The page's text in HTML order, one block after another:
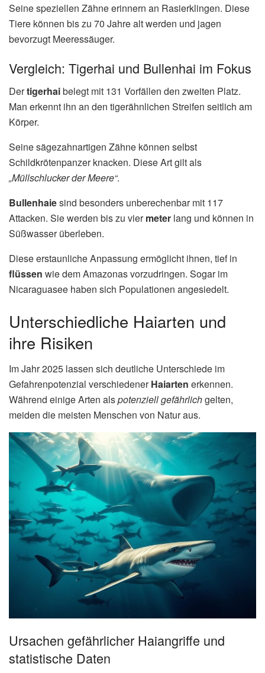
Seine speziellen Zähne erinnern an Rasierklingen. Diese
Tiere können bis zu 70 Jahre alt werden und jagen
bevorzugt Meeressäuger.
Vergleich: Tigerhai und Bullenhai im Fokus
Dertigerhaibelegt mit 131 Vorfällen den zweiten Platz.
Man erkennt ihn an den tigerähnlichen Streifen seitlich am
Körper.
Seine sägezahnartigen Zähne können selbst
Schildkrötenpanzer knacken. Diese Art gilt als
„Müllschlucker der Meere“.
Bullenhaiesind besonders unberechenbar mit 117
Attacken. Sie werden bis zu viermeter lang und können in
Süßwasser überleben.
Diese erstaunliche Anpassung ermöglicht ihnen, tief in
flüssen wie dem Amazonas vorzudringen. Sogar im
Nicaraguasee haben sich Populationen angesiedelt.
Unterschiedliche Haiarten und
ihre Risiken
Im Jahr 2025 lassen sich deutliche Unterschiede im
Gefahrenpotenzial verschiedenerHaiarten erkennen.
Während einige Arten alspotenziell gefährlichgelten,
meiden die meisten Menschen von Natur aus.
Ursachen gefährlicher Haiangriffe und
statistische Daten